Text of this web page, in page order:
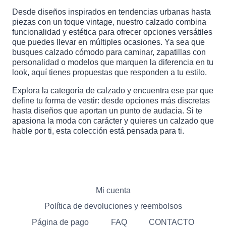
Desde diseños inspirados en tendencias urbanas hasta
piezas con un toque vintage, nuestro calzado combina
funcionalidad y estética para ofrecer opciones versátiles
que puedes llevar en múltiples ocasiones. Ya sea que
busques calzado cómodo para caminar, zapatillas con
personalidad o modelos que marquen la diferencia en tu
look, aquí tienes propuestas que responden a tu estilo.
Explora la categoría de calzado y encuentra ese par que
define tu forma de vestir: desde opciones más discretas
hasta diseños que aportan un punto de audacia. Si te
apasiona la moda con carácter y quieres un calzado que
hable por ti, esta colección está pensada para ti.
Mi cuenta
Política de devoluciones y reembolsos
Página de pago
FAQ CONTACTO